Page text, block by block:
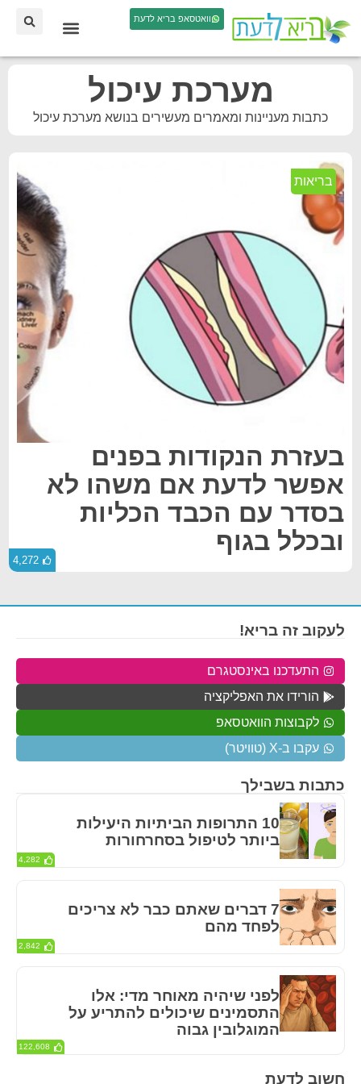
וואטסאפ בריא לדעת
מערכת עיכול
כתבות מעניינות ומאמרים מעשירים בנושא מערכת עיכול
בריאות
בעזרת הנקודות בפנים
אפשר לדעת אם משהו לא
בסדר עם הכבד הכליות
ובכלל בגוף
4,272
חשוב לדעת
כתבות בשבילך
10 התרופות הביתיות היעילות
ביותר לטיפול בסחרחורות
4,282
7 דברים שאתם כבר לא צריכים
לפחד מהם
2,842
לפני שיהיה מאוחר מדי: אלו
התסמינים שיכולים להתריע על
המוגלובין גבוה
122,608
לעקוב זה בריא!
התעדכנו באינסטגרם
הורידו את האפליקציה
לקבוצות הוואטסאפ
עקבו ב-X (טוויטר)